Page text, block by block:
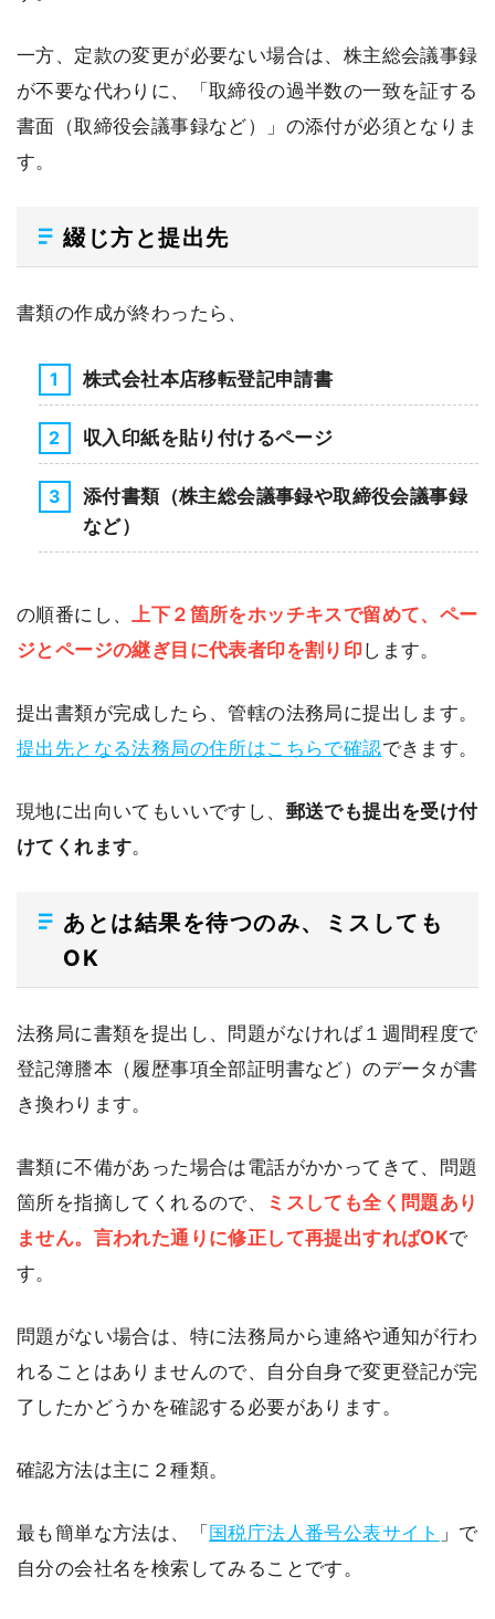
一方、定款の変更が必要ない場合は、株主総会議事録
が不要な代わりに、「取締役の過半数の一致を証する
書面（取締役会議事録など）」の添付が必須となりま
す。
綴じ方と提出先
書類の作成が終わったら、
株式会社本店移転登記申請書
収入印紙を貼り付けるページ
添付書類（株主総会議事録や取締役会議事録
など）
の順番にし、上下２箇所をホッチキスで留めて、ペー
ジとページの継ぎ目に代表者印を割り印します。
提出書類が完成したら、管轄の法務局に提出します。
提出先となる法務局の住所はこちらで確認できます。
現地に出向いてもいいですし、 郵送でも提出を受け付
けてくれます。
あとは結果を待つのみ、ミスしても
OK
法務局に書類を提出し、問題がなければ１週間程度で
登記簿謄本（履歴事項全部証明書など）のデータが書
き換わります。
書類に不備があった場合は電話がかかってきて、問題
箇所を指摘してくれるので、
ミスしても全く問題あり
ません。言われた通りに修正して再提出すればOKで
す。
問題がない場合は、特に法務局から連絡や通知が行わ
れることはありませんので、自分自身で変更登記が完
了したかどうかを確認する必要があります。
確認方法は主に２種類。
最も簡単な方法は、「 国税庁法人番号公表サイト 」で
自分の会社名を検索してみることです。